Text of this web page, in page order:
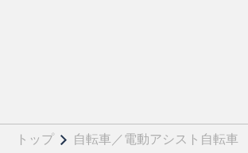
トップ
自転車／電動アシスト自転車